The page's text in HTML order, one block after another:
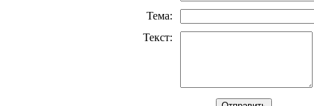
Тема:
Текст: